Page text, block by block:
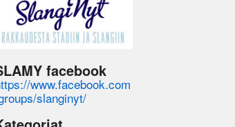
facebook
www.facebook.com
slanginyt/